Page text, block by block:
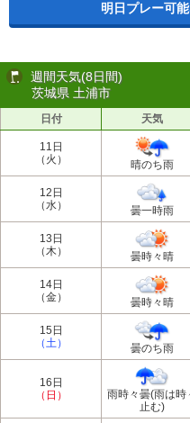
明日プレー可
週間天気(8日間)
茨城県 土浦市
日付 天気
11日
（火）
晴のち雨
12日
（水）
曇一時雨
13日
（木）
曇時々晴
14日
（金）
曇時々晴
15日
（土）
曇のち雨
16日
（日）
雨時々曇(雨は時
止む)